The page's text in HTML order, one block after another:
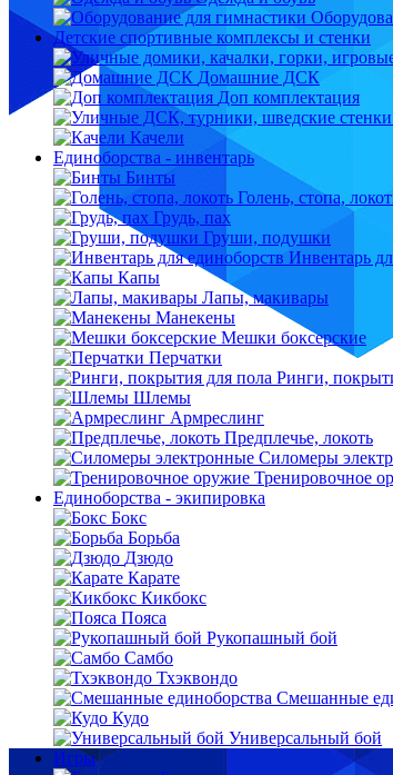
Детские спортивные комплексы и стенки
Домашние ДСК
Доп комплектация
Качели
Единоборства - инвентарь
Бинты
Голень, стопа,
Грудь, пах
Груши, подушки
Инвентарь
Капы
Лапы, макивары
Манекены
Мешки боксерские
Перчатки
Ринги,
Шлемы
Армреслинг
Предплечье, локоть
Силомеры
Тренировочное
Единоборства - экипировка
Бокс
Борьба
Дзюдо
Карате
Кикбокс
Пояса
Рукопашный бой
Самбо
Тхэквондо
Смешанные
Кудо
Универсальный бой
Игры